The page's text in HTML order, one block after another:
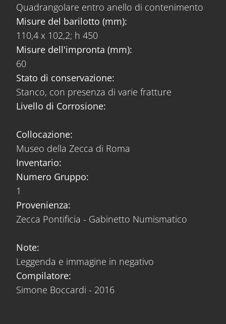
Quadrangolare entro anello di contenimento
Misure del barilotto (mm):
110,4 x 102,2; h 450
Misure dell'impronta (mm):
60
Stato di conservazione:
Stanco, con presenza di varie fratture
Livello di Corrosione:
Collocazione:
Museo della Zecca di Roma
Inventario:
Numero Gruppo:
1
Provenienza:
Zecca Pontificia - Gabinetto Numismatico
Note:
Leggenda e immagine in negativo
Compilatore:
Simone Boccardi - 2016